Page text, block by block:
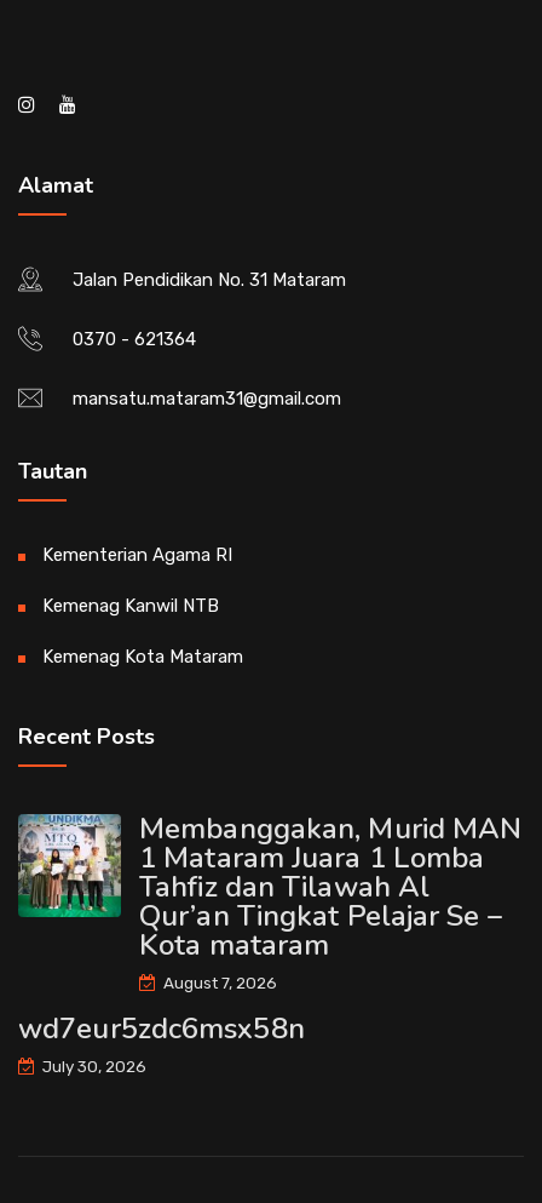
Alamat
Jalan Pendidikan No. 31 Mataram
0370 - 621364
mansatu.mataram31@gmail.com
Tautan
Kementerian Agama RI
Kemenag Kanwil NTB
Kemenag Kota Mataram
Recent Posts
Membanggakan, Murid MAN
1 Mataram Juara 1 Lomba
Tahfiz dan Tilawah Al
Qur’an Tingkat Pelajar Se –
Kota mataram
August 7, 2026
wd7eur5zdc6msx58n
July 30, 2026